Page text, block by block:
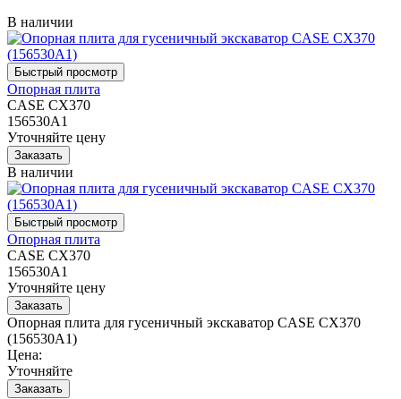
В наличии
Опорная плита
CASE CX370
156530A1
Уточняйте цену
В наличии
Опорная плита
CASE CX370
156530A1
Уточняйте цену
Опорная плита для гусеничный экскаватор CASE CX370
(156530A1)
Цена:
Уточняйте